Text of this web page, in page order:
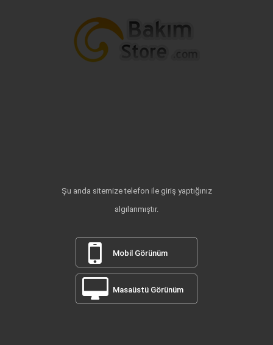
Şu anda sitemize telefon ile giriş yaptığınız
algılanmıştır.
Mobil Görünüm
Masaüstü Görünüm